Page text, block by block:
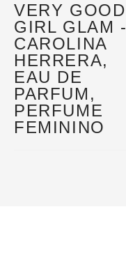
VERY GOOD
GIRL GLAM -
CAROLINA
HERRERA,
EAU DE
PARFUM,
PERFUME
FEMININO